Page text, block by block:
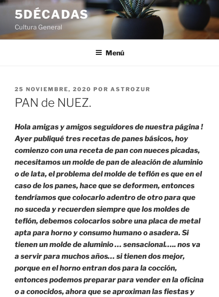
Saltar
contenido
5DÉCADAS
Cultura General
Menú
PUBLICADO
EL
25 NOVIEMBRE, 2020 POR ASTROZUR
PAN de NUEZ.
Hola amigas y amigos seguidores de nuestra página !
Ayer publiqué tres recetas de panes básicos, hoy
comienzo con una receta de pan con nueces picadas,
necesitamos un molde de pan de aleación de aluminio
o de lata, el problema del molde de teflón es que en el
caso de los panes, hace que se deformen, entonces
tendríamos que colocarlo adentro de otro para que
no suceda y recuerden siempre que los moldes de
teflón, debemos colocarlos sobre una placa de metal
apta para horno y consumo humano o asadera. Si
tienen un molde de aluminio … sensacional….. nos va
a servir para muchos años… si tienen dos mejor,
porque en el horno entran dos para la cocción,
entonces podemos preparar para vender en la oficina
o a conocidos, ahora que se aproximan las fiestas y